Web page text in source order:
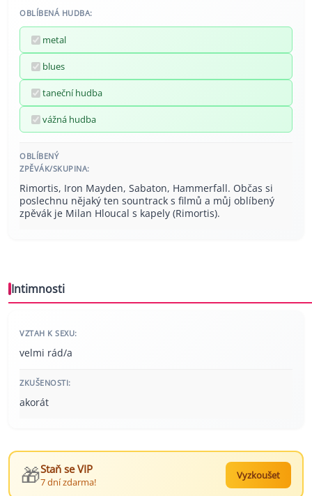
OBLÍBENÁ HUDBA:
metal
blues
taneční hudba
vážná hudba
OBLÍBENÝ
ZPĚVÁK/SKUPINA:
Rimortis, Iron Mayden, Sabaton, Hammerfall. Občas si
poslechnu nějaký ten sountrack s filmů a můj oblíbený
zpěvák je Milan Hloucal s kapely (Rimortis).
Intimnosti
VZTAH K SEXU:
velmi rád/a
ZKUŠENOSTI:
akorát
🎁Staň se VIP
7 dní zdarma!
Vyzkoušet